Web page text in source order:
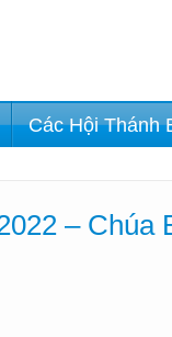
Các Hội Thánh
– Chúa